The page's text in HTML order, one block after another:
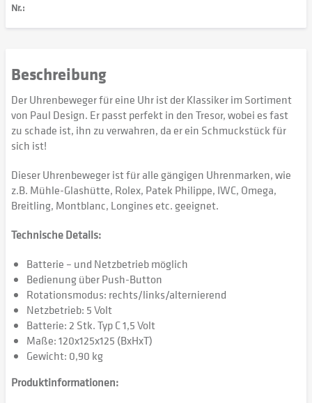
Nr.:
Beschreibung
Der Uhrenbeweger für eine Uhr ist der Klassiker im Sortiment
von Paul Design. Er passt perfekt in den Tresor, wobei es fast
zu schade ist, ihn zu verwahren, da er ein Schmuckstück für
sich ist!
Dieser Uhrenbeweger ist für alle gängigen Uhrenmarken, wie
z.B. Mühle-Glashütte, Rolex, Patek Philippe, IWC, Omega,
Breitling, Montblanc, Longines etc. geeignet.
Technische Details:
Batterie – und Netzbetrieb möglich
Bedienung über Push-Button
Rotationsmodus: rechts/links/alternierend
Netzbetrieb: 5 Volt
Batterie: 2 Stk. Typ C 1,5 Volt
Maße: 120x125x125 (BxHxT)
Gewicht: 0,90 kg
Produktinformationen: